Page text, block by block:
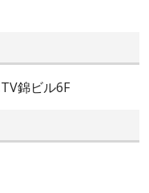
錦ビル6F